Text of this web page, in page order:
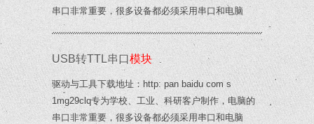
串口非常重要，很多设备都必须采用串口和电脑
USB转TTL串口模块
驱动与工具下载地址：http: pan baidu com s
1mg29clq专为学校、工业、科研客户制作，电脑的
串口非常重要，很多设备都必须采用串口和电脑